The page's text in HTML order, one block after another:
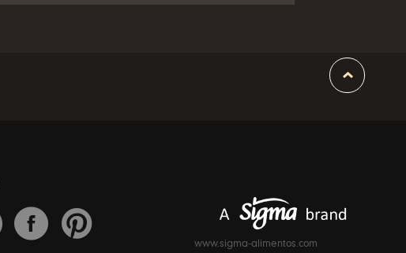
www.sigma-alimentos.com